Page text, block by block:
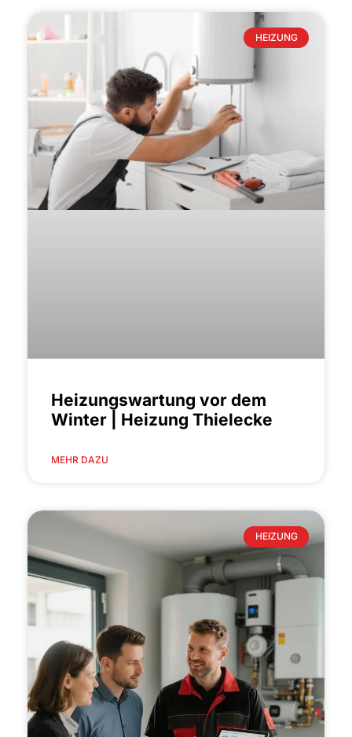
HEIZUNG
Heizungswartung vor dem
Winter | Heizung Thielecke
MEHR DAZU
HEIZUNG